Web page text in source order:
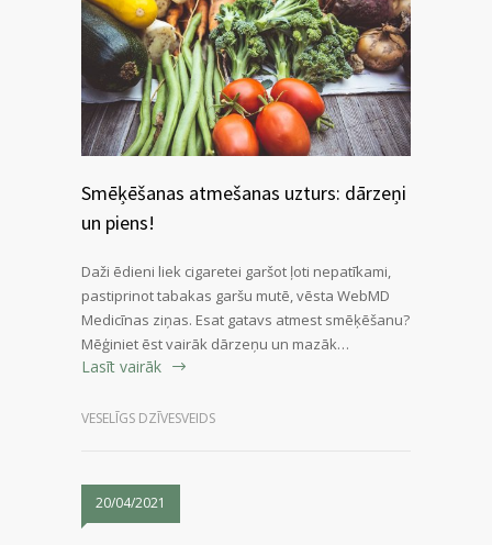
Smēķēšanas atmešanas uzturs: dārzeņi
un piens!
Daži ēdieni liek cigaretei garšot ļoti nepatīkami,
pastiprinot tabakas garšu mutē, vēsta WebMD
Medicīnas ziņas. Esat gatavs atmest smēķēšanu?
Mēģiniet ēst vairāk dārzeņu un mazāk…
Lasīt vairāk
VESELĪGS DZĪVESVEIDS
20/04/2021